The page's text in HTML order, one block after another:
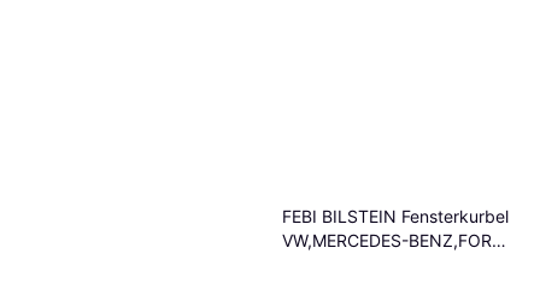
FEBI BILSTEIN Fensterkurbel
VW,MERCEDES-BENZ,FORD